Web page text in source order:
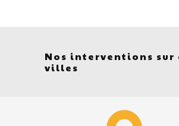
Nos interventions sur
villes